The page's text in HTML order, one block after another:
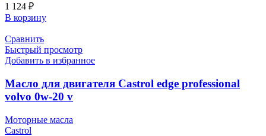
1 124 ₽
В корзину
Сравнить
Быстрый просмотр
Добавить в избранное
Масло для двигателя Castrol edge professional
volvo 0w-20 v
Моторные масла
Castrol